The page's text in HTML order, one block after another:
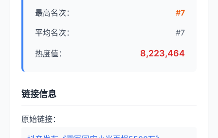
最高名次： #7
平均名次： #7
热度值： 8,223,464
链接信息
原始链接：